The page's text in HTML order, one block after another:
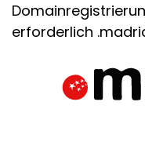
erforderlich